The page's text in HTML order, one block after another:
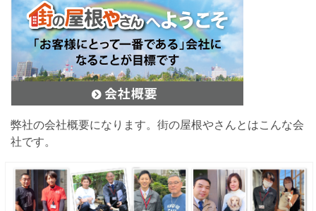
弊社の会社概要になります。街の屋根やさんとはこんな会
社です。